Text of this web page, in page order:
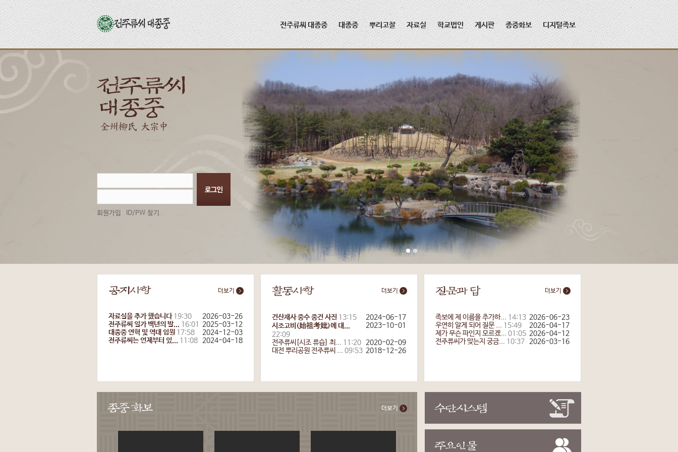
메뉴 건너뛰기
전주류씨 대종중 대종중 뿌리고찰 자료실 학교법인 게시판 종중화보 디지털족보
회원가입 ID/PW 찾기
자료실을 추가 했습니다 2026-03-26
19:30
전주류씨 일가 백년의 발...
2025-03-12
16:01
대종중 연혁 및 역대 임원
2024-12-03
17:58
전주류씨는 언제부터 있...
2024-04-18
11:08
더보기
건산재사 중수 중건 사진 2024-06-17
13:15
시조고비(始祖考妣)에 대...
2023-10-01
22:09
전주류씨[시조 류습] 최...
2020-02-09
11:20
대전 뿌리공원 전주류씨 ...
2018-12-26
09:53
더보기
족보에 제 이름을 추가하... 2026-06-23
14:13
우연히 알게 되어 질문 ...
2026-04-17
15:49
제가 무슨 파인지 모르겠...
2026-04-12
01:05
전주류씨가 맞는지 궁금...
2026-03-16
10:37
더보기
더보기